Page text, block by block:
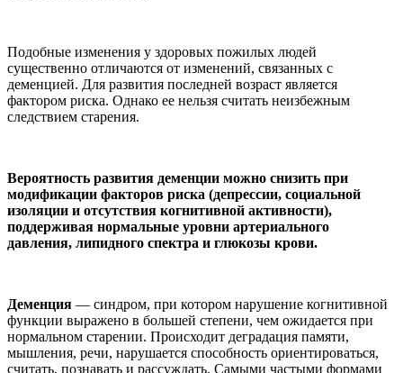
Подобные изменения у здоровых пожилых людей
существенно отличаются от изменений, связанных с
деменцией. Для развития последней возраст является
фактором риска. Однако ее нельзя считать неизбежным
следствием старения.
Вероятность развития деменции можно снизить при
модификации факторов риска (депрессии, социальной
изоляции и отсутствия когнитивной активности),
поддерживая нормальные уровни артериального
давления, липидного спектра и глюкозы крови.
Деменция — синдром, при котором нарушение когнитивной
функции выражено в большей степени, чем ожидается при
нормальном старении. Происходит деградация памяти,
мышления, речи, нарушается способность ориентироваться,
считать, познавать и рассуждать. Самыми частыми формами